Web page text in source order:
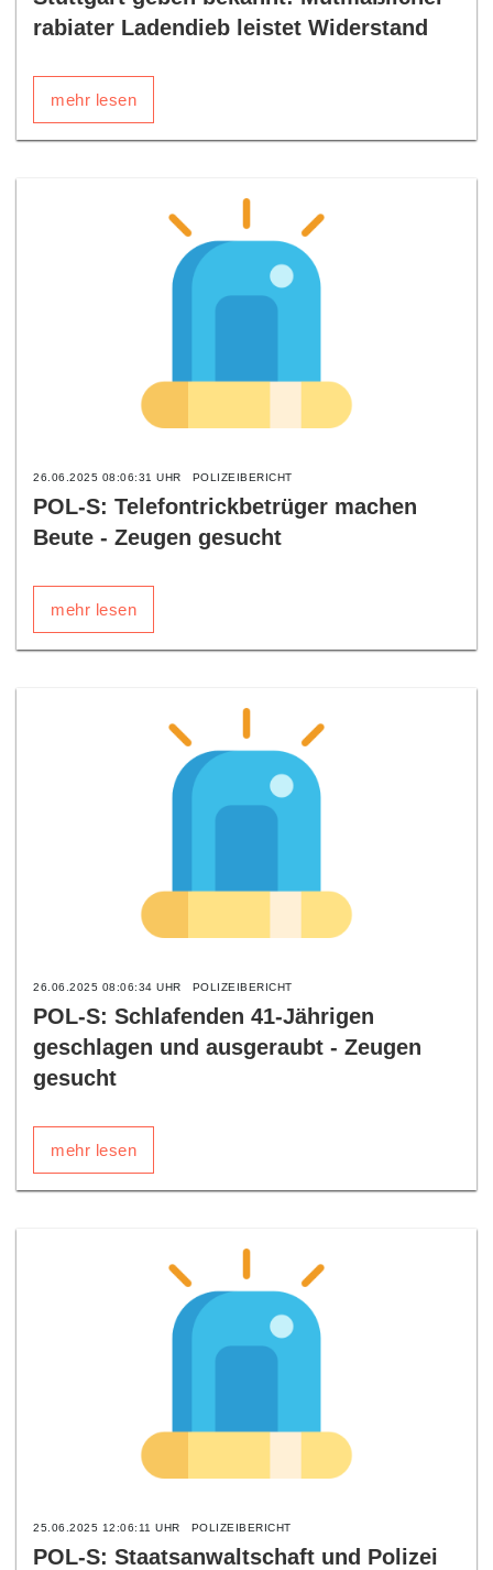
rabiater Ladendieb leistet Widerstand
mehr lesen
26.06.2025 08:06:31 UHR POLIZEIBERICHT
POL-S: Telefontrickbetrüger machen
Beute - Zeugen gesucht
mehr lesen
26.06.2025 08:06:34 UHR POLIZEIBERICHT
POL-S: Schlafenden 41-Jährigen
geschlagen und ausgeraubt - Zeugen
gesucht
mehr lesen
25.06.2025 12:06:11 UHR POLIZEIBERICHT
POL-S: Staatsanwaltschaft und Polizei